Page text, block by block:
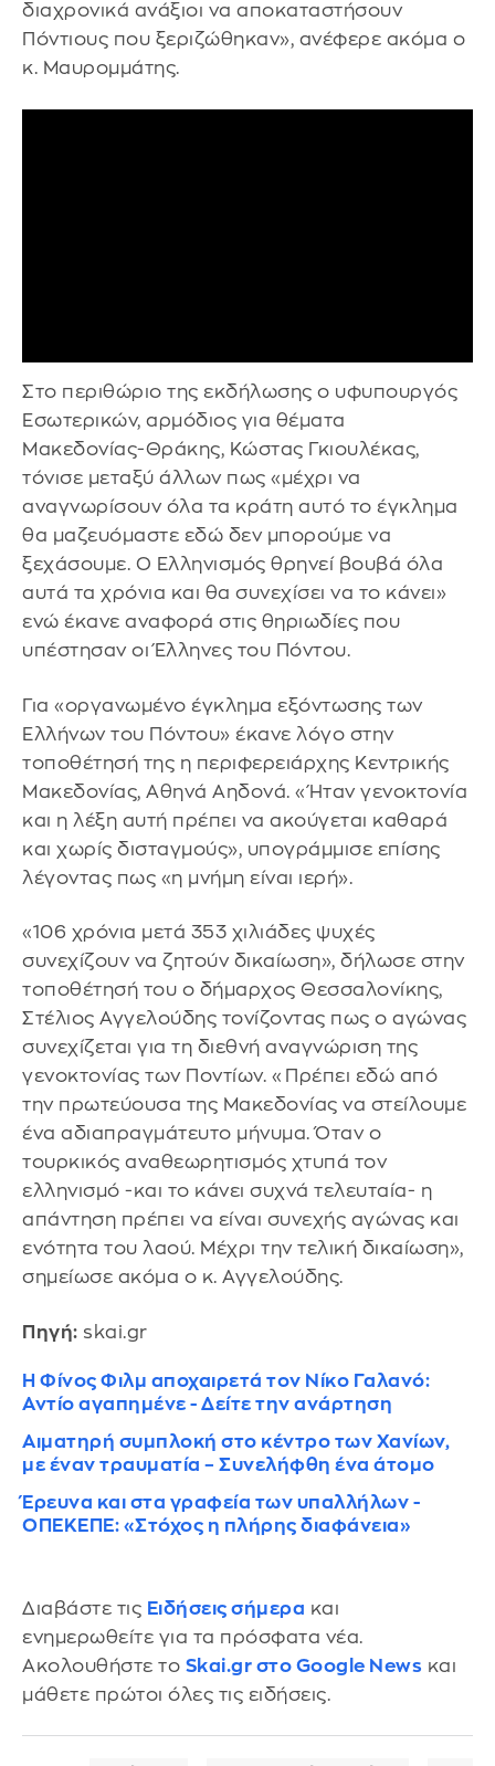
διαχρονικά ανάξιοι να αποκαταστήσουν
Πόντιους που ξεριζώθηκαν», ανέφερε ακόμα ο
κ. Μαυρομμάτης.
Στο περιθώριο της εκδήλωσης ο υφυπουργός
Εσωτερικών, αρμόδιος για θέματα
Μακεδονίας-Θράκης, Κώστας Γκιουλέκας,
τόνισε μεταξύ άλλων πως «μέχρι να
αναγνωρίσουν όλα τα κράτη αυτό το έγκλημα
θα μαζευόμαστε εδώ δεν μπορούμε να
ξεχάσουμε. Ο Ελληνισμός θρηνεί βουβά όλα
αυτά τα χρόνια και θα συνεχίσει να το κάνει»
ενώ έκανε αναφορά στις θηριωδίες που
υπέστησαν οι Έλληνες του Πόντου.
Για «οργανωμένο έγκλημα εξόντωσης των
Ελλήνων του Πόντου» έκανε λόγο στην
τοποθέτησή της η περιφερειάρχης Κεντρικής
Μακεδονίας, Αθηνά Αηδονά. «Ήταν γενοκτονία
και η λέξη αυτή πρέπει να ακούγεται καθαρά
και χωρίς δισταγμούς», υπογράμμισε επίσης
λέγοντας πως «η μνήμη είναι ιερή».
«106 χρόνια μετά 353 χιλιάδες ψυχές
συνεχίζουν να ζητούν δικαίωση», δήλωσε στην
τοποθέτησή του ο δήμαρχος Θεσσαλονίκης,
Στέλιος Αγγελούδης τονίζοντας πως ο αγώνας
συνεχίζεται για τη διεθνή αναγνώριση της
γενοκτονίας των Ποντίων. «Πρέπει εδώ από
την πρωτεύουσα της Μακεδονίας να στείλουμε
ένα αδιαπραγμάτευτο μήνυμα. Όταν ο
τουρκικός αναθεωρητισμός χτυπά τον
ελληνισμό -και το κάνει συχνά τελευταία- η
απάντηση πρέπει να είναι συνεχής αγώνας και
ενότητα του λαού. Μέχρι την τελική δικαίωση»,
σημείωσε ακόμα ο κ. Αγγελούδης.
Πηγή: skai.gr
Η Φίνος Φιλμ αποχαιρετά τον Νίκο Γαλανό:
Αντίο αγαπημένε - Δείτε την ανάρτηση
Αιματηρή συμπλοκή στο κέντρο των Χανίων,
με έναν τραυματία – Συνελήφθη ένα άτομο
Έρευνα και στα γραφεία των υπαλλήλων -
ΟΠΕΚΕΠΕ: «Στόχος η πλήρης διαφάνεια»
Διαβάστε τις Ειδήσεις σήμερα και
ενημερωθείτε για τα πρόσφατα νέα.
Ακολουθήστε το Skai.gr στο Google News και
μάθετε πρώτοι όλες τις ειδήσεις.